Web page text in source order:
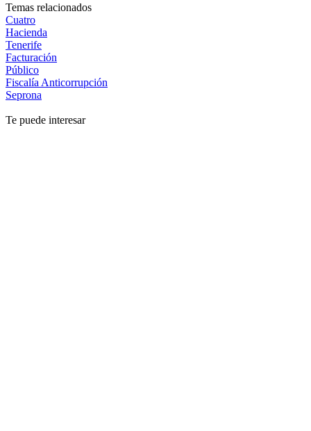
Temas relacionados
Cuatro
Hacienda
Tenerife
Facturación
Público
Fiscalía Anticorrupción
Seprona
Te puede interesar